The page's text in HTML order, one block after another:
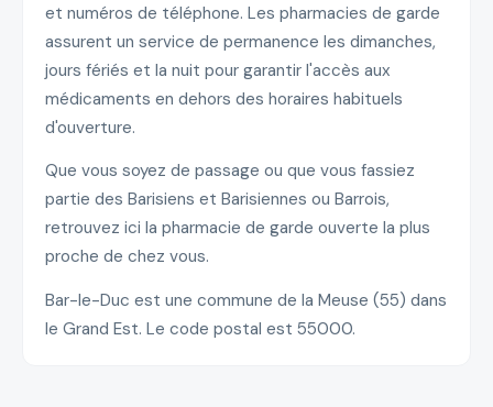
et numéros de téléphone. Les pharmacies de garde
assurent un service de permanence les dimanches,
jours fériés et la nuit pour garantir l'accès aux
médicaments en dehors des horaires habituels
d'ouverture.
Que vous soyez de passage ou que vous fassiez
partie des Barisiens et Barisiennes ou Barrois,
retrouvez ici la pharmacie de garde ouverte la plus
proche de chez vous.
Bar-le-Duc est une commune de la Meuse (55) dans
le Grand Est. Le code postal est 55000.